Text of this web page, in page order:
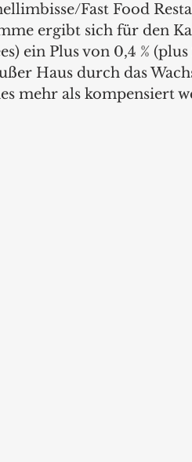
Fast Food
ergibt sich für den
ein Plus von 0,4 %
Haus durch das
mehr als kompensiert